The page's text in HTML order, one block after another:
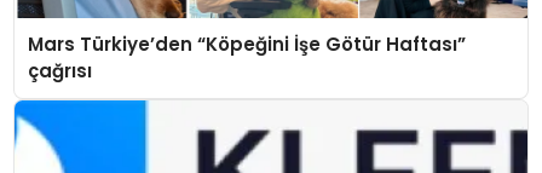
Mars Türkiye’den “Köpeğini İşe Götür Haftası”
çağrısı